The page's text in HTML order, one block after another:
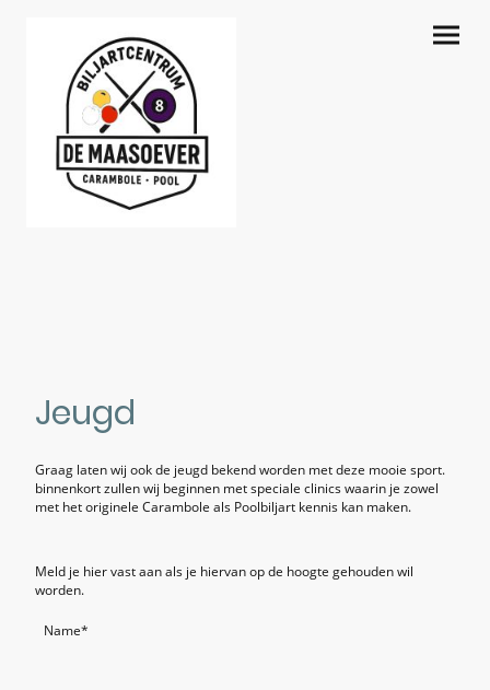
Jeugd
Graag laten wij ook de jeugd bekend worden met deze mooie sport.
binnenkort zullen wij beginnen met speciale clinics waarin je zowel
met het originele Carambole als Poolbiljart kennis kan maken.
Meld je hier vast aan als je hiervan op de hoogte gehouden wil
worden.
Name*